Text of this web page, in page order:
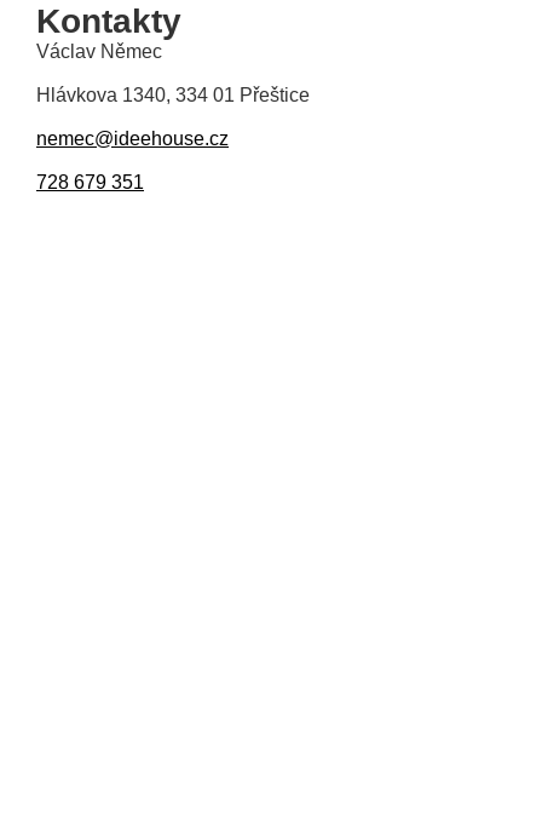
Kontakty
Václav Němec
Hlávkova 1340, 334 01 Přeštice
nemec@ideehouse.cz
728 679 351